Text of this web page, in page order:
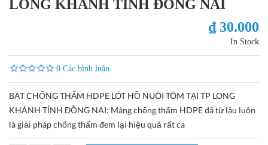
LONG KHÁNH TỈNH ĐỒNG NAI
₫ 30.000
In Stock
0 Các bình luận
BẠT CHỐNG THẤM HDPE LÓT HỒ NUÔI TÔM TẠI TP LONG
KHÁNH TỈNH ĐỒNG NAI: Màng chống thấm HDPE đã từ lâu luôn
là giải pháp chống thấm đem lại hiệu quả rất ca